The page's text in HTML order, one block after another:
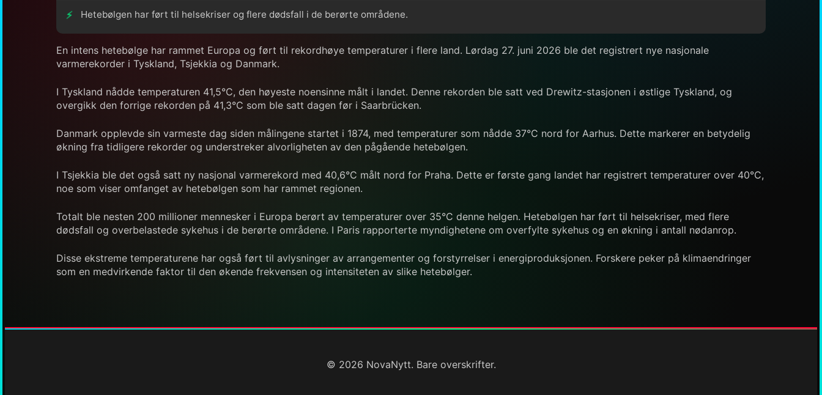
Hetebølgen har ført til helsekriser og flere dødsfall i de berørte områdene.
En intens hetebølge har rammet Europa og ført til rekordhøye temperaturer i flere land. Lørdag 27. juni 2026 ble det registrert nye nasjonale
varmerekorder i Tyskland, Tsjekkia og Danmark.
I Tyskland nådde temperaturen 41,5°C, den høyeste noensinne målt i landet. Denne rekorden ble satt ved Drewitz-stasjonen i østlige Tyskland, og
overgikk den forrige rekorden på 41,3°C som ble satt dagen før i Saarbrücken.
Danmark opplevde sin varmeste dag siden målingene startet i 1874, med temperaturer som nådde 37°C nord for Aarhus. Dette markerer en betydelig
økning fra tidligere rekorder og understreker alvorligheten av den pågående hetebølgen.
I Tsjekkia ble det også satt ny nasjonal varmerekord med 40,6°C målt nord for Praha. Dette er første gang landet har registrert temperaturer over 40°C,
noe som viser omfanget av hetebølgen som har rammet regionen.
Totalt ble nesten 200 millioner mennesker i Europa berørt av temperaturer over 35°C denne helgen. Hetebølgen har ført til helsekriser, med flere
dødsfall og overbelastede sykehus i de berørte områdene. I Paris rapporterte myndighetene om overfylte sykehus og en økning i antall nødanrop.
Disse ekstreme temperaturene har også ført til avlysninger av arrangementer og forstyrrelser i energiproduksjonen. Forskere peker på klimaendringer
som en medvirkende faktor til den økende frekvensen og intensiteten av slike hetebølger.
© 2026 NovaNytt. Bare overskrifter.